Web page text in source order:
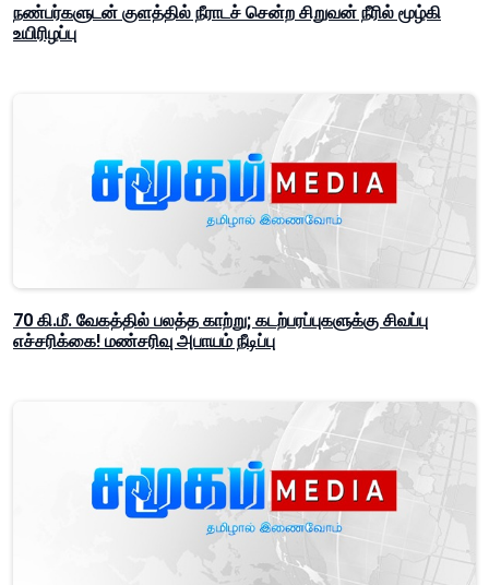
நண்பர்களுடன் குளத்தில் நீராடச் சென்ற சிறுவன் நீரில் மூழ்கி
உயிரிழப்பு
70 கி.மீ. வேகத்தில் பலத்த காற்று; கடற்பரப்புகளுக்கு சிவப்பு
எச்சரிக்கை! மண்சரிவு அபாயம் நீடிப்பு